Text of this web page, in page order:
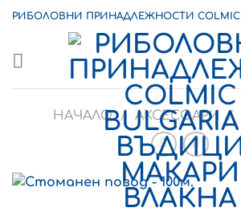
SkipРИБОЛОВНИ ПРИНАДЛЕЖНОСТИ COLMIC
НАЧАЛО / АКСЕСОАРИ /